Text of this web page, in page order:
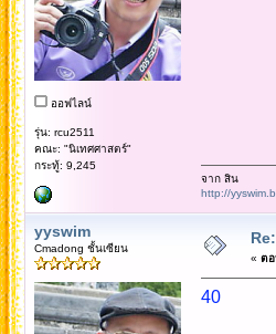
ออฟไลน์
รุ่น: rcu2511
คณะ: "นิเทศศาสตร์"
กระทู้: 9,245
จาก สิน
http://
yyswim
Cmadong ชั้นเซียน
« ตอ
40